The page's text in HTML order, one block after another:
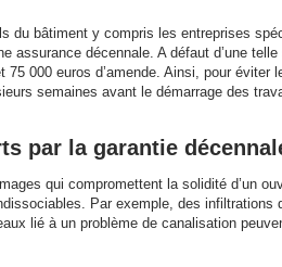
du bâtiment y compris les entreprises
assurance décennale. A défaut d’une
75 000 euros d’amende. Ainsi, pour éviter
semaines avant le démarrage des
par la garantie
qui compromettent la solidité d’un
Par exemple, des infiltrations
lié à un problème de canalisation